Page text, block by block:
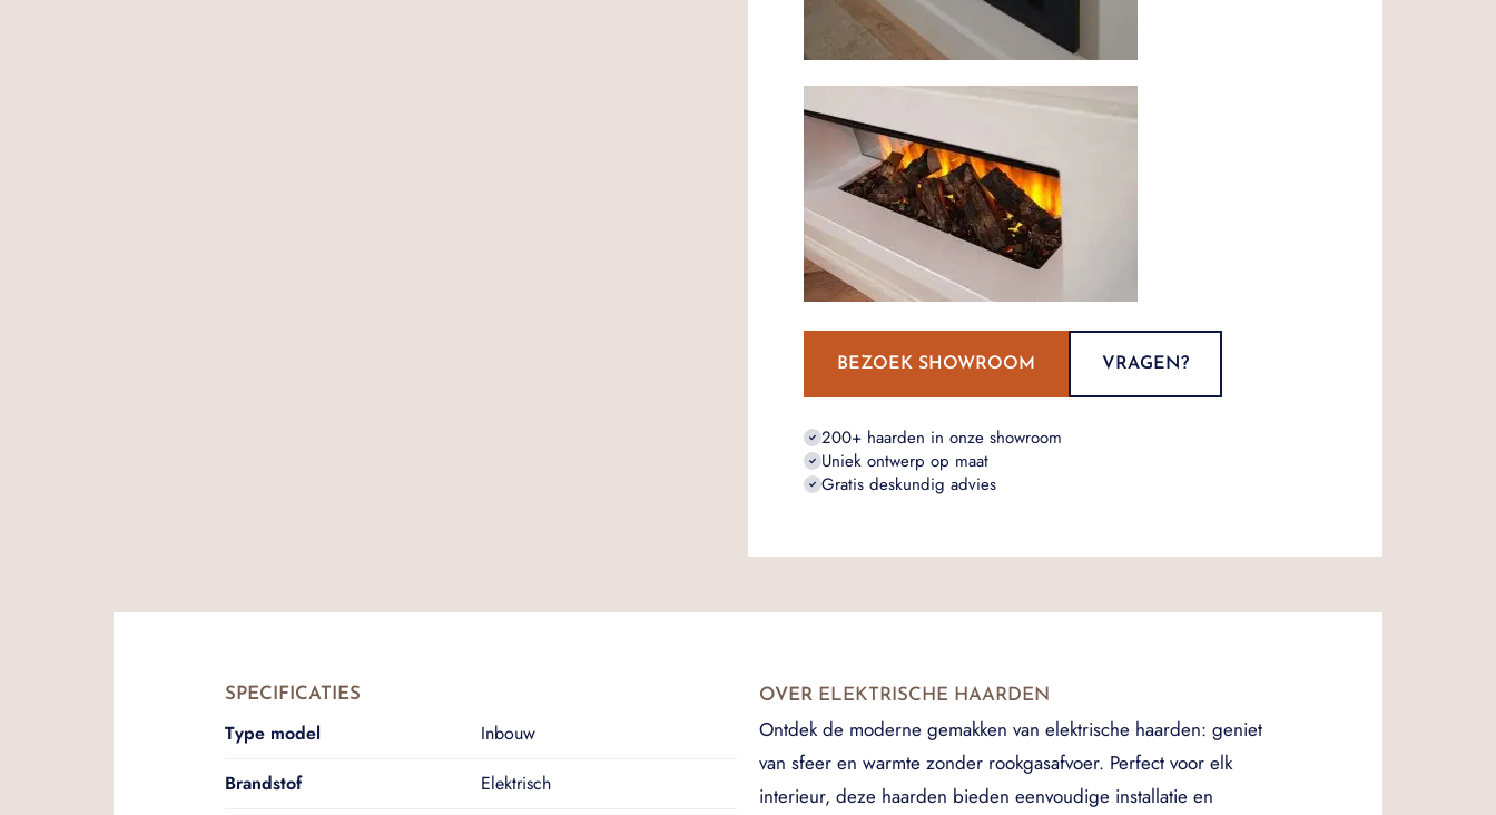
BEZOEK SHOWROOM VRAGEN?
200+ haarden in onze showroom
Uniek ontwerp op maat
Gratis deskundig advies
SPECIFICATIES
Type model
Inbouw
Brandstof
Elektrisch
OVER ELEKTRISCHE HAARDEN
Ontdek de moderne gemakken van elektrische haarden: geniet
van sfeer en warmte zonder rookgasafvoer. Perfect voor elk
interieur, deze haarden bieden eenvoudige installatie en